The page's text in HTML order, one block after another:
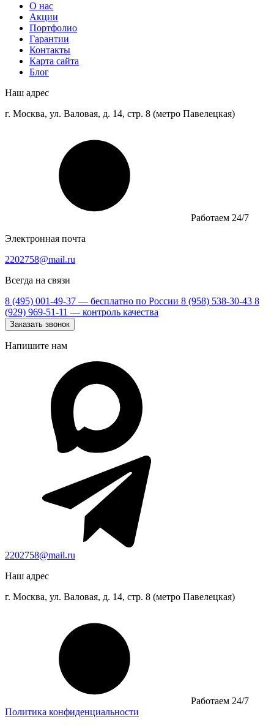
О нас
Акции
Портфолио
Гарантии
Контакты
Карта сайта
Блог
Наш адрес
г. Москва, ул. Валовая, д. 14, стр. 8 (метро Павелецкая)
Работаем 24/7
Электронная почта
2202758@mail.ru
Всегда на связи
8 (495) 001-49-37 — бесплатно по России 8 (958) 538-30-43 8
(929) 969-51-11 — контроль качества
Заказать звонок
Напишите нам
2202758@mail.ru
Наш адрес
г. Москва, ул. Валовая, д. 14, стр. 8 (метро Павелецкая)
Работаем 24/7
Политика конфиденциальности